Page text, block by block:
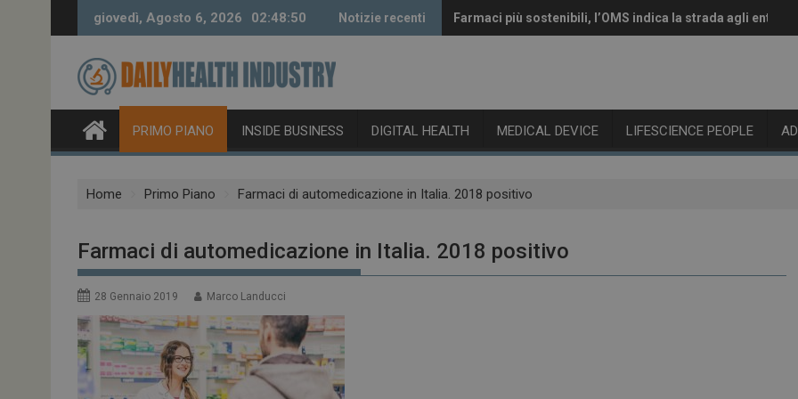
giovedì, Agosto 6, 2026 02:48:51 Notizie recenti Farmaci più sostenibili, l’OMS indica la strada agli enti
Vaccini anti-Covid, il CHMP raccomanda l’aggiornamento
PRIMO PIANO INSIDE BUSINESS DIGITAL HEALTH MEDICAL DEVICE LIFESCIENCE PEOPLE
Home Primo Piano Farmaci di automedicazione in Italia. 2018 positivo
Farmaci di automedicazione in Italia. 2018 positivo
28 Gennaio 2019 Marco Landucci